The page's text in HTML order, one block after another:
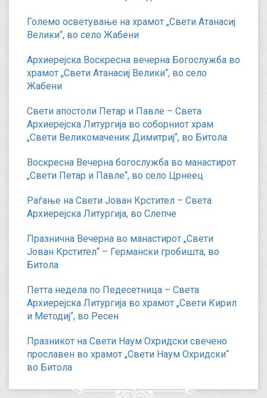
Големо осветување на храмот „Свети Атанасиј
Велики“, во село Жабени
Архиерејска Воскресна вечерна Богослужба во
храмот „Свети Атанасиј Велики“, во село
Жабени
Свети апостоли Петар и Павле – Света
Архиерејска Литургија во соборниот храм
„Свети Великомаченик Димитриј“, во Битола
Воскресна Вечерна богослужба во манастирот
„Свети Петар и Павле“, во село Црнеец
Раѓање на Свети Јован Крстител – Света
Архиерејска Литургија, во Слепче
Празнична Вечерна во манастирот „Свети
Јован Крстител“ – Германски гробишта, во
Битола
Петта недела по Педесетница – Света
Архиерејска Литургија во храмот „Свети Кирил
и Методиј“, во Ресен
Празникот на Свети Наум Охридски свечено
прославен во храмот „Свети Наум Охридски“
во Битола